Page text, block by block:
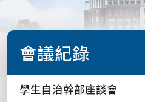
會議紀錄
學生自治幹部座談會